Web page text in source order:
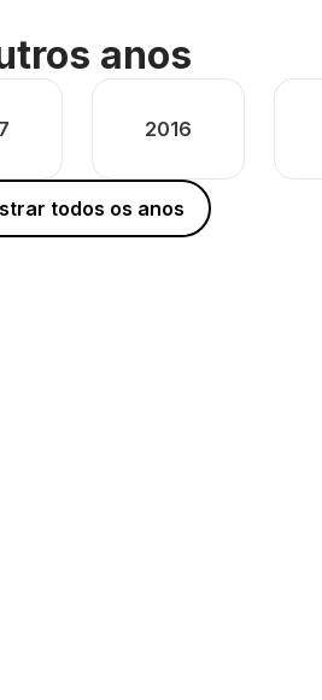
anos
2016
todos os anos